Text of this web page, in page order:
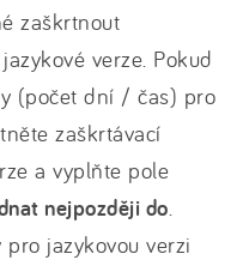
zaškrtnout
verze. Pokud
(počet dní / čas) pro
zaškrtávací
a vyplňte pole
nejpozději do.
jazykovou verzi